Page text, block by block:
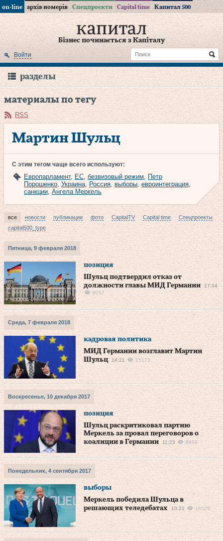
on-line архів номерів Спецпроекти Capital time Капитал 500
Бізнес починається з Капіталу
Войти
разделы
материалы по тегу
RSS
Мартин Шульц
С этим тегом чаще всего используют:
Европарламент, ЕС, безвизовый режим, Петр
Порошенко, Украина, Россия, выборы, евроинтеграция,
санкции, Ангела Меркель
все новости публикации фото CapitalTV Capital time
Спецпроекты
capital500_type
Пятница, 9 февраля 2018
позиция
Шульц подтвердил отказ от
должности главы МИД Германии
17:04
8057
Среда, 7 февраля 2018
кадровая политика
МИД Германии возглавит Мартин
Шульц
14:21 15173
Воскресенье, 10 декабря 2017
позиция
Шульц раскритиковал партию
Меркель за провал переговоров о
коалиции в Германии
11:23 8998
Понедельник, 4 сентября 2017
выборы
Меркель победила Шульца в
решающих теледебатах
10:22 16525